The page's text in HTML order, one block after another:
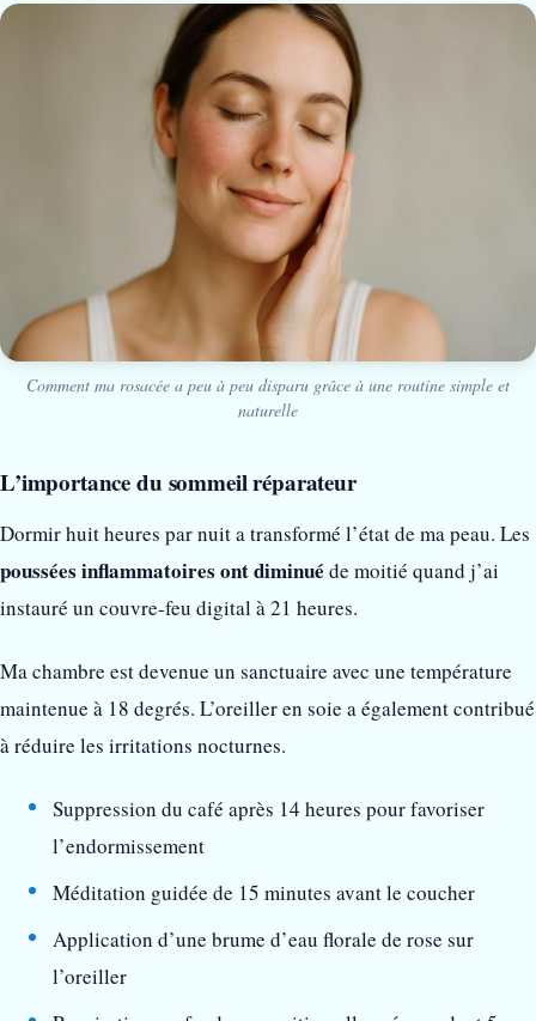
Comment ma rosacée a peu à peu disparu grâce à une routine simple et
naturelle
L’importance du sommeil réparateur
Dormir huit heures par nuit a transformé l’état de ma peau. Les
poussées inflammatoires ont diminué de moitié quand j’ai
instauré un couvre-feu digital à 21 heures.
Ma chambre est devenue un sanctuaire avec une température
maintenue à 18 degrés. L’oreiller en soie a également contribué
à réduire les irritations nocturnes.
Suppression du café après 14 heures pour favoriser
l’endormissement
Méditation guidée de 15 minutes avant le coucher
Application d’une brume d’eau florale de rose sur
l’oreiller